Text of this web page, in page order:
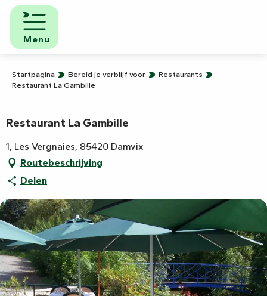
Aller
contenu
principal
Menu
Startpagina Bereid je verblijf voor
Restaurants
Restaurant La Gambille
Restaurant La Gambille
1, Les Vergnaies, 85420 Damvix
Routebeschrijving
Delen